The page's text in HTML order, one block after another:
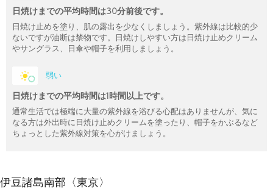
日焼けまでの平均時間は30分前後です。
日焼け止めを塗り、肌の露出を少なくしましょう。紫外線は比較的少
ないですが油断は禁物です。日焼けしやすい方は日焼け止めクリーム
やサングラス、日傘や帽子を利用しましょう。
弱い
日焼けまでの平均時間は1時間以上です。
通常生活では極端に大量の紫外線を浴びる心配はありませんが、気に
なる方は外出時に日焼け止めクリームを塗ったり、帽子をかぶるなど
ちょっとした紫外線対策を心がけましょう。
伊豆諸島南部〈東京〉